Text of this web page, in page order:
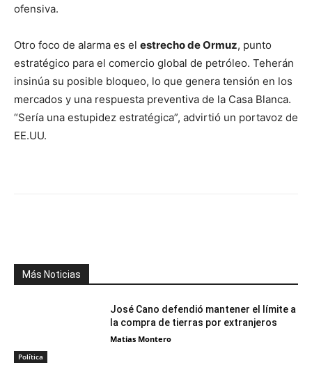
ofensiva.
Otro foco de alarma es el estrecho de Ormuz, punto
estratégico para el comercio global de petróleo. Teherán
insinúa su posible bloqueo, lo que genera tensión en los
mercados y una respuesta preventiva de la Casa Blanca.
“Sería una estupidez estratégica”, advirtió un portavoz de
EE.UU.
Más Noticias
Política
José Cano defendió mantener el límite a
la compra de tierras por extranjeros
Matias Montero